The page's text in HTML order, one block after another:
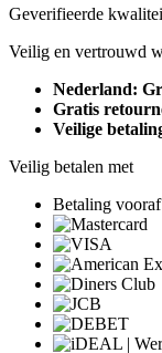
Geverifieerde
Veilig en vertrouwd
Nederland:
Gratis
Veilige
Veilig betalen met
Betaling vooraf